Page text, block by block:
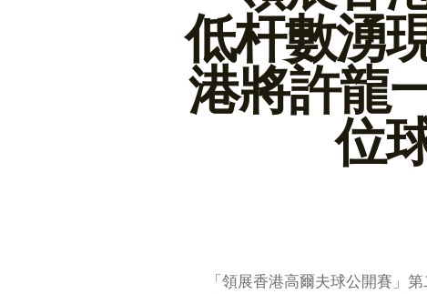
低杆數湧
港將許龍
位
「領展香港高爾夫球公開賽」